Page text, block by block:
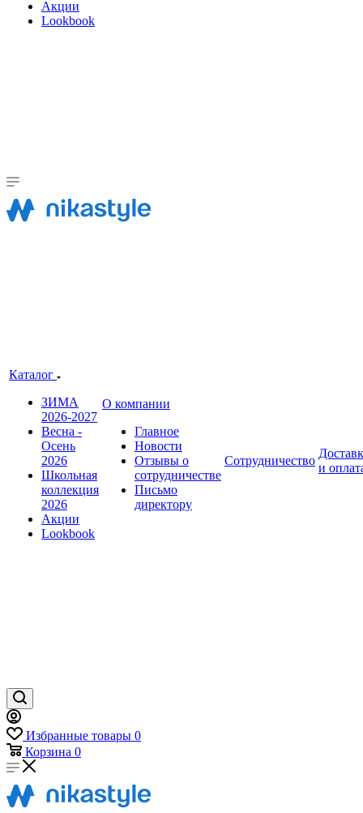
Акции
Lookbook
Каталог
ЗИМА
2026-2027
Весна -
Осень
2026
Школьная
коллекция
2026
Акции
Lookbook
О компании
Главное
Новости
Отзывы о
сотрудничестве
Письмо
директору
Сотрудничество
и
Избранные товары 0
Корзина 0